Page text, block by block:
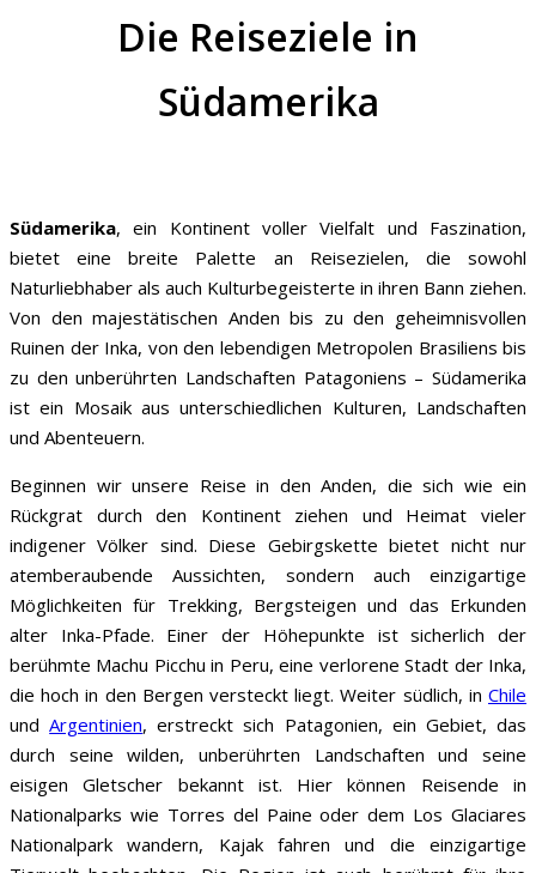
Die Reiseziele in
Südamerika
Südamerika, ein Kontinent voller Vielfalt und Faszination,
bietet eine breite Palette an Reisezielen, die sowohl
Naturliebhaber als auch Kulturbegeisterte in ihren Bann ziehen.
Von den majestätischen Anden bis zu den geheimnisvollen
Ruinen der Inka, von den lebendigen Metropolen Brasiliens bis
zu den unberührten Landschaften Patagoniens – Südamerika
ist ein Mosaik aus unterschiedlichen Kulturen, Landschaften
und Abenteuern.
Beginnen wir unsere Reise in den Anden, die sich wie ein
Rückgrat durch den Kontinent ziehen und Heimat vieler
indigener Völker sind. Diese Gebirgskette bietet nicht nur
atemberaubende Aussichten, sondern auch einzigartige
Möglichkeiten für Trekking, Bergsteigen und das Erkunden
alter Inka-Pfade. Einer der Höhepunkte ist sicherlich der
berühmte Machu Picchu in Peru, eine verlorene Stadt der Inka,
die hoch in den Bergen versteckt liegt. Weiter südlich, in Chile
undArgentinien, erstreckt sich Patagonien, ein Gebiet, das
durch seine wilden, unberührten Landschaften und seine
eisigen Gletscher bekannt ist. Hier können Reisende in
Nationalparks wie Torres del Paine oder dem Los Glaciares
Nationalpark wandern, Kajak fahren und die einzigartige